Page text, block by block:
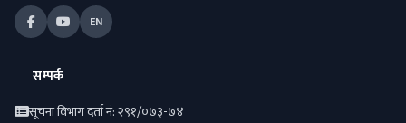
EN
सम्पर्क
सूचना विभाग दर्ता नं: २९१/०७३-७४